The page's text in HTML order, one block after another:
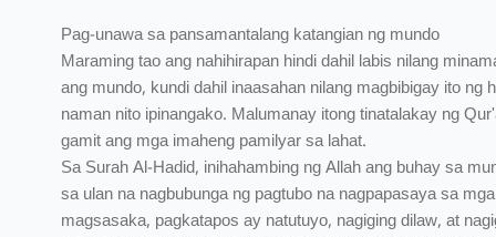
Pag-unawa sa pansamantalang katangian ng mundo
Maraming tao ang nahihirapan hindi dahil labis nilang
ang mundo, kundi dahil inaasahan nilang magbibigay ito ng
naman nito ipinangako. Malumanay itong tinatalakay ng
gamit ang mga imaheng pamilyar sa lahat.
Sa Surah Al-Hadid, inihahambing ng Allah ang buhay sa
sa ulan na nagbubunga ng pagtubo na nagpapasaya sa mga
magsasaka, pagkatapos ay natutuyo, nagiging dilaw, at